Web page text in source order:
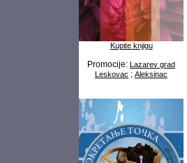
Kupite knjigu
Promocije: Lazarev grad
Leskovac ; Aleksinac